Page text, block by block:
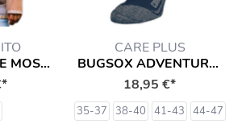
IMPRÄGNIERTE MOSKITONETZ-JACKE
CARE PLUS
BUGSOX ADVENTURE (IMPRÄGNIERT) SOCKEN
18,95 €*
35-37 38-40 41-43 44-47